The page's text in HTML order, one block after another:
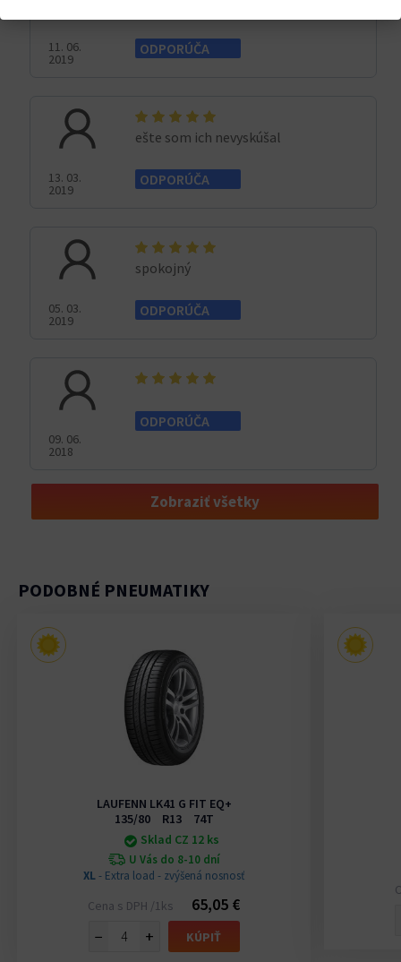
11. 06.
2019
ODPORÚČA
13. 03.
2019
ešte som ich nevyskúšal
ODPORÚČA
05. 03.
2019
spokojný
ODPORÚČA
09. 06.
2018
ODPORÚČA
Zobraziť všetky
PODOBNÉ PNEUMATIKY
LAUFENN LK41 G FIT EQ+
135/80 R13 74T
Sklad CZ 12 ks
U Vás do 8-10 dní
XL- Extra load - zvýšená nosnosť
Cena s DPH /1ks
65,05 €
−
+ KÚPIŤ